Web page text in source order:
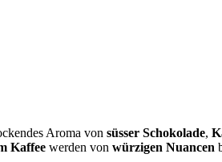
Aroma von süsser Schokolade,
Kaffee werden von würzigen Nuancen